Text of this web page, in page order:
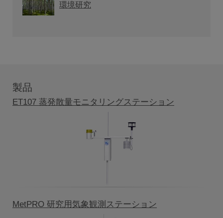
環境研究
製品
ET107 蒸発散量モニタリングステーション
MetPRO 研究用気象観測ステーション